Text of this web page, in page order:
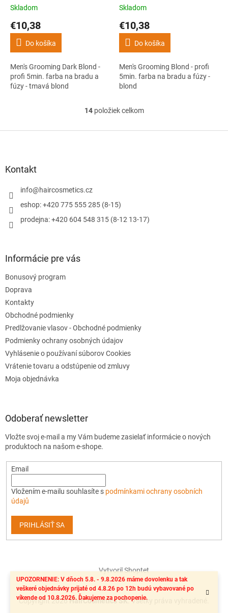
UPOZORNENIE: V dňoch 5.8. - 9.8.2026 máme dovolenku a tak
veškeré objednávky prijaté od 4.8.26 po 12h budú vybavované po
víkende od 10.8.2026. Ďakujeme za pochopenie.
a fúzy - tmavá blond
Skladom
€10,38
Do košíka
Men's Grooming Dark Blond -
profi 5min. farba na bradu a
fúzy - tmavá blond
fúzy - blond
Skladom
€10,38
Do košíka
Men's Grooming Blond - profi
5min. farba na bradu a fúzy -
blond
O
l
p
v
14položiek celkom
Kontakt
info@haircosmetics.cz
eshop: +420 775 555 285 (8-15)
prodejna: +420 604 548 315 (8-12 13-17)
Informácie pre vás
Bonusový program
Doprava
Kontakty
Obchodné podmienky
Predlžovanie vlasov - Obchodné podmienky
Podmienky ochrany osobných údajov
Vyhlásenie o používaní súborov Cookies
Vrátenie tovaru a odstúpenie od zmluvy
Moja objednávka
Odoberať newsletter
Vložte svoj e-mail a my Vám budeme zasielať informácie o nových
produktoch na našom e-shope.
Email
Vložením e-mailu souhlasíte s podmínkami ochrany osobních
údajů
PRIHLÁSIŤ SA
Vytvoril Shoptet
Copyright 2026HairCosmetics SK. Všetky práva vyhradené.